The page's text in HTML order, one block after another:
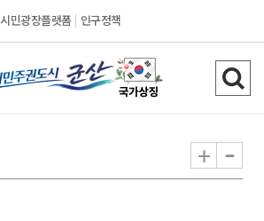
시민광장플랫폼 인구정책
시
민
검
색
기
+ -